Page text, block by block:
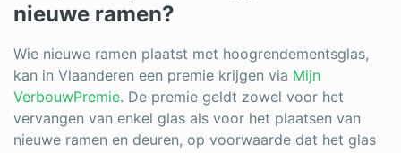
nieuwe ramen?
Wie nieuwe ramen plaatst met hoogrendementsglas,
kan in Vlaanderen een premie krijgen via Mijn
VerbouwPremie. De premie geldt zowel voor het
vervangen van enkel glas als voor het plaatsen van
nieuwe ramen en deuren, op voorwaarde dat het glas